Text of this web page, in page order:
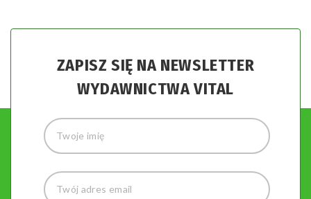
ZAPISZ SIĘ NA NEWSLETTER
WYDAWNICTWA VITAL